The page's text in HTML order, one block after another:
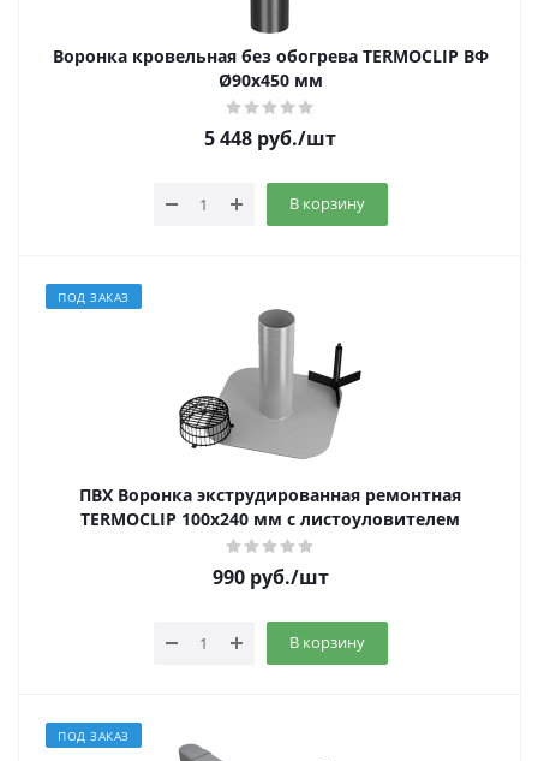
Воронка кровельная без обогрева TERMOCLIP ВФ
Ø90х450 мм
5 448 руб./шт
В корзину
ПОД ЗАКАЗ
ПВХ Воронка экструдированная ремонтная
TERMOCLIP 100х240 мм с листоуловителем
990руб./шт
В корзину
ПОД ЗАКАЗ